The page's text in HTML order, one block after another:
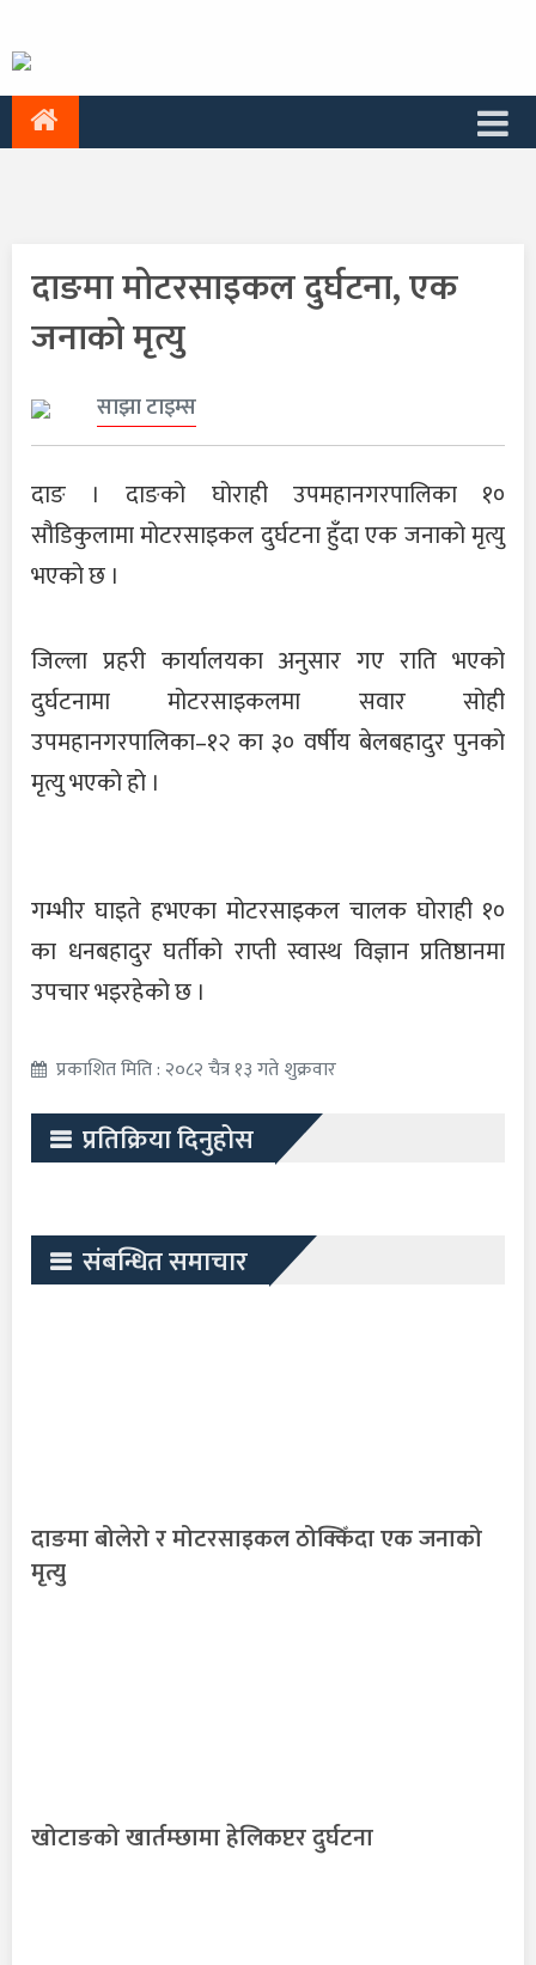
दाङमा मोटरसाइकल दुर्घटना, एक
जनाको मृत्यु
साझा टाइम्स
दाङ । दाङको घोराही उपमहानगरपालिका १०
सौडिकुलामा मोटरसाइकल दुर्घटना हुँदा एक जनाको मृत्यु
भएको छ ।
जिल्ला प्रहरी कार्यालयका अनुसार गए राति भएको
दुर्घटनामा मोटरसाइकलमा सवार सोही
उपमहानगरपालिका–१२ का ३० वर्षीय बेलबहादुर पुनको
मृत्यु भएको हो ।
गम्भीर घाइते हभएका मोटरसाइकल चालक घोराही १०
का धनबहादुर घर्तीको राप्ती स्वास्थ विज्ञान प्रतिष्ठानमा
उपचार भइरहेको छ ।
प्रकाशित मिति : २०८२ चैत्र १३ गते शुक्रवार
प्रतिक्रिया दिनुहोस
संबन्धित समाचार
दाङमा बोलेरो र मोटरसाइकल ठोक्किँदा एक जनाको
मृत्यु
खोटाङको खार्तम्छामा हेलिकप्टर दुर्घटना